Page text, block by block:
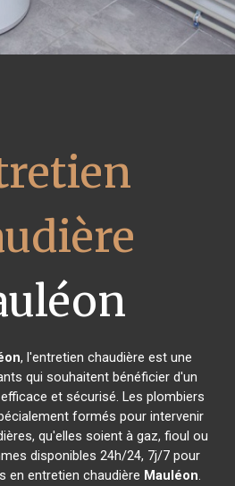
, l'entretien chaudière est une
qui souhaitent bénéficier d'un
et sécurisé. Les plombiers
formés pour intervenir
qu'elles soient à gaz, fioul ou
disponibles 24h/24, 7j/7 pour
en entretien chaudière Mauléon.